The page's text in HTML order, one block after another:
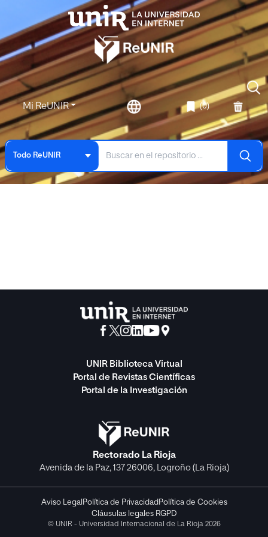
Mi ReUNIR (0)
Todo ReUNIR
UNIR Biblioteca Virtual
Portal de Revistas Científicas
Portal de la Investigación
Rectorado La Rioja
Avenida de la Paz, 137 26006, Logroño (La Rioja)
Aviso Legal Política de Privacidad Política de Cookies
Cláusulas legales RGPD
© UNIR - Universidad Internacional de La Rioja 2026